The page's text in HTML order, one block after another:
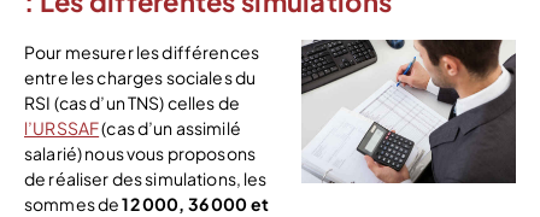
Pour mesurer les différences
entre les charges sociales du
RSI (cas d’un TNS) celles de
l’URSSAF(cas d’un assimilé
salarié) nous vous proposons
de réaliser des simulations, les
sommes de12 000, 36 000 et